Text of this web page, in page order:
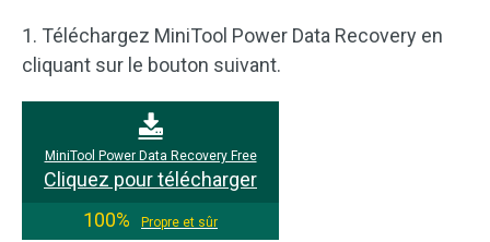
1. Téléchargez MiniTool Power Data Recovery en
cliquant sur le bouton suivant.
MiniTool Power Data Recovery Free
Cliquez pour télécharger
100%
Propre et sûr